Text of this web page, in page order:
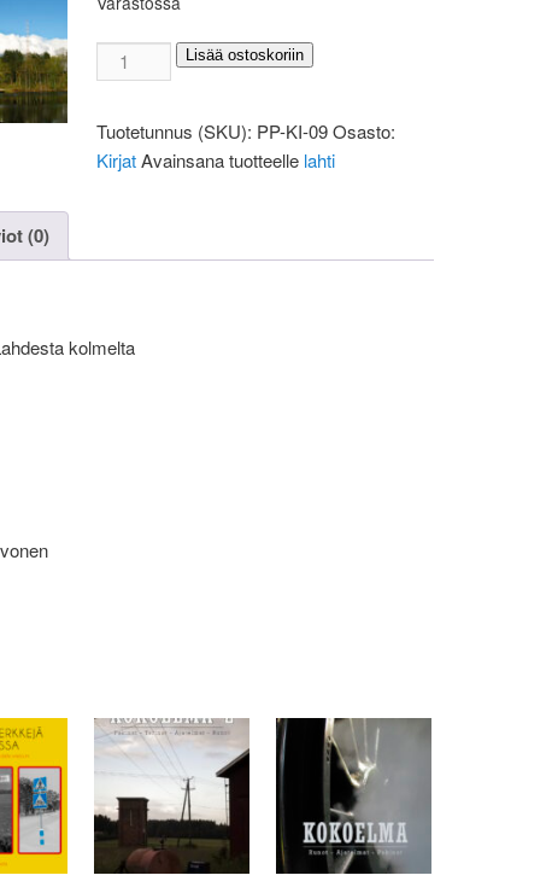
Tunnelmia
Lahdesta
Lisää ostoskoriin
Tuotetunnus (SKU): PP-KI-09 Osasto:
Kirjat Avainsana tuotteelle lahti
(0)
kolmelta